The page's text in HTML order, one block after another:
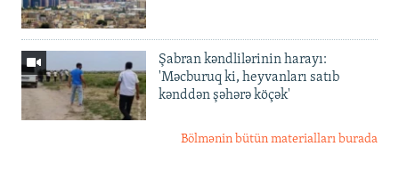
Şabran kəndlilərinin harayı:
'Məcburuq ki, heyvanları satıb
kənddən şəhərə köçək'
Bölmənin bütün materialları burada